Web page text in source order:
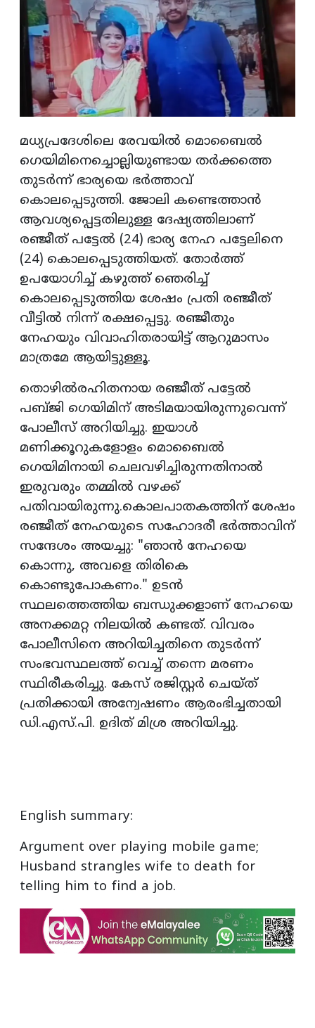
മധ്യപ്രദേശിലെ രേവയിൽ മൊബൈൽ
ഗെയിമിനെച്ചൊല്ലിയുണ്ടായ തർക്കത്തെ
തുടർന്ന് ഭാര്യയെ ഭർത്താവ്
കൊലപ്പെടുത്തി. ജോലി കണ്ടെത്താൻ
ആവശ്യപ്പെട്ടതിലുള്ള ദേഷ്യത്തിലാണ്
രഞ്ജീത് പട്ടേൽ (24) ഭാര്യ നേഹ പട്ടേലിനെ
(24) കൊലപ്പെടുത്തിയത്. തോർത്ത്
ഉപയോഗിച്ച് കഴുത്ത് ഞെരിച്ച്
കൊലപ്പെടുത്തിയ ശേഷം പ്രതി രഞ്ജീത്
വീട്ടിൽ നിന്ന് രക്ഷപ്പെട്ടു. രഞ്ജീതും
നേഹയും വിവാഹിതരായിട്ട് ആറുമാസം
മാത്രമേ ആയിട്ടുള്ളൂ.
തൊഴിൽരഹിതനായ രഞ്ജീത് പട്ടേൽ
പബ്ജി ഗെയിമിന് അടിമയായിരുന്നുവെന്ന്
പോലീസ് അറിയിച്ചു. ഇയാൾ
മണിക്കൂറുകളോളം മൊബൈൽ
ഗെയിമിനായി ചെലവഴിച്ചിരുന്നതിനാൽ
ഇരുവരും തമ്മിൽ വഴക്ക്
പതിവായിരുന്നു.കൊലപാതകത്തിന് ശേഷം
രഞ്ജീത് നേഹയുടെ സഹോദരീ ഭർത്താവിന്
സന്ദേശം അയച്ചു: "ഞാൻ നേഹയെ
കൊന്നു, അവളെ തിരികെ
കൊണ്ടുപോകണം." ഉടൻ
സ്ഥലത്തെത്തിയ ബന്ധുക്കളാണ് നേഹയെ
അനക്കമറ്റ നിലയിൽ കണ്ടത്. വിവരം
പോലീസിനെ അറിയിച്ചതിനെ തുടർന്ന്
സംഭവസ്ഥലത്ത് വെച്ച് തന്നെ മരണം
സ്ഥിരീകരിച്ചു. കേസ് രജിസ്റ്റർ ചെയ്ത്
പ്രതിക്കായി അന്വേഷണം ആരംഭിച്ചതായി
ഡി.എസ്.പി. ഉദിത് മിശ്ര അറിയിച്ചു.
English summary:
Argument over playing mobile game;
Husband strangles wife to death for
telling him to find a job.